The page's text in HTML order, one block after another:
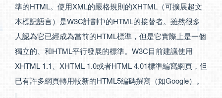
準的HTML。使用XML的嚴格規則的XHTML（可擴展超文
本標記語言）是W3C計劃中的HTML的接替者。雖然很多
人認為它已經成為當前的HTML標準，但是它實際上是一個
獨立的、和HTML平行發展的標準。W3C目前建議使用
XHTML 1.1、XHTML 1.0或者HTML 4.01標準編寫網頁，但
已有許多網頁轉用較新的HTML5編碼撰寫（如Google）。